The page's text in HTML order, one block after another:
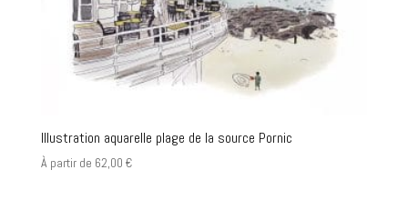
Illustration aquarelle plage de la source Pornic
À partir de 62,00 €